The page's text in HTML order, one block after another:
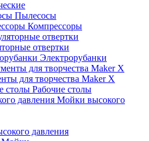
Пылесосы
Компрессоры
отвертки
Электрорубанки
для творчества Maker X
Рабочие столы
Мойки высокого
давления